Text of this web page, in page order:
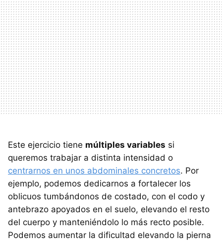
Este ejercicio tiene múltiples variables si
queremos trabajar a distinta intensidad o
centrarnos en unos abdominales concretos. Por
ejemplo, podemos dedicarnos a fortalecer los
oblicuos tumbándonos de costado, con el codo y
antebrazo apoyados en el suelo, elevando el resto
del cuerpo y manteniéndolo lo más recto posible.
Podemos aumentar la dificultad elevando la pierna